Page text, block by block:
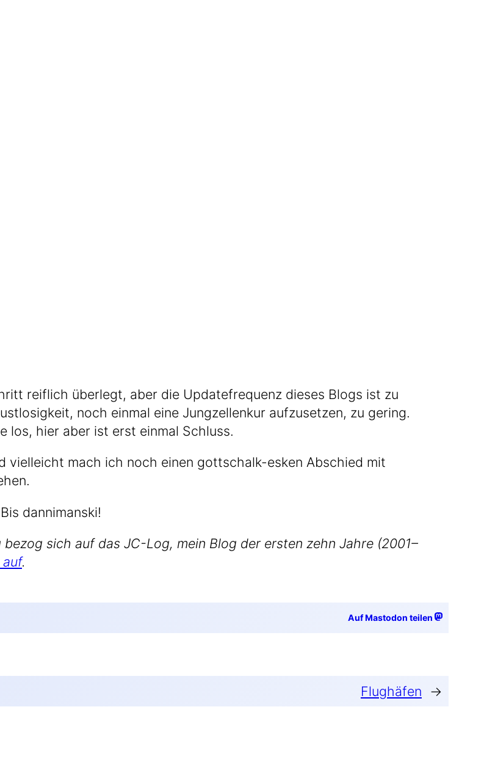
reif­lich über­legt, aber die Update­fre­quenz die­ses Blogs ist zu
noch ein­mal eine Jung­zel­len­kur auf­zu­set­zen, zu gering.
los, hier aber ist erst ein­mal Schluss.
viel­leicht mach ich noch einen gottschalk-esken Abschied mit
dannimanski!
bezog sich auf das JC-Log, mein Blog der ers­ten zehn Jah­re (2001–
auf.
Auf Mastodon teilen
Flughäfen →